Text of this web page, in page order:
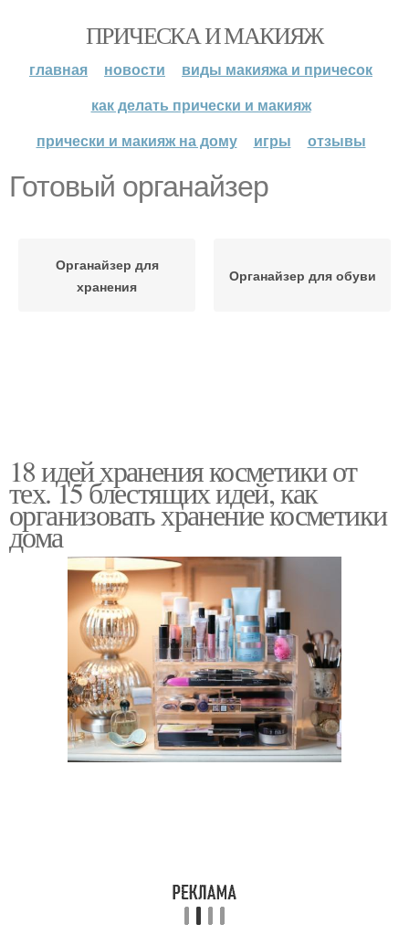
ПРИЧЕСКА И МАКИЯЖ
главная новости
виды макияжа и причесок
как делать прически и макияж
прически и макияж на дому
игры отзывы
Готовый органайзер
Органайзер для
хранения
Органайзер для обуви
18 идей хранения косметики от
тех. 15 блестящих идей, как
организовать хранение косметики
дома